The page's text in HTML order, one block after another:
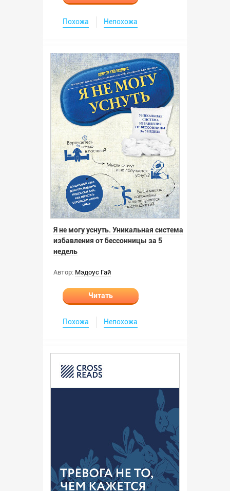
Похожа Непохожа
Я не могу уснуть. Уникальная система
избавления от бессонницы за 5
недель
Автор: Мэдоус Гай
Читать
Похожа Непохожа